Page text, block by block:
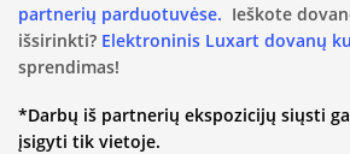
partnerių parduotuvėse. Ieškote
išsirinkti? Elektroninis Luxart dovanų
sprendimas!
*Darbų iš partnerių ekspozicijų siųsti
įsigyti tik vietoje.